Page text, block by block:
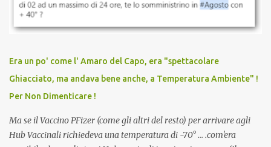
vaccinato, nessuno aveva prima cercato di farti sentire una
persona cattiva. Non avevamo mai visto un vaccino che minacci le
vaccino usato per minacciare i mezzi di sussistenza, il lavoro o la
scuola. Non avevamo mai visto un vaccino che permettesse a un
dodicenne di ignorare il consenso dei genitori. Dopo tutti i vaccini
che abbiamo elencato sopra...
Era un po' come l' Amaro del Capo, era "spettacolare
Ghiacciato, ma andava bene anche, a Temperatura Ambiente" !
Per Non Dimenticare !
Ma se il Vaccino PFizer (come gli altri del resto) per arrivare agli
Hub Vaccinali richiedeva una temperatura di -70° ... .com'era